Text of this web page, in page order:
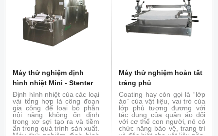
Máy thử nghiệm định
hình nhiệt Mini - Stenter
Định hình nhiệt của các loại
vải tổng hợp là công đoạn
gia công để loại bỏ phần
nội năng không ổn định
trong xơ sợi tạo ra và tiềm
ẩn trong quá trình sản xuất.
Máy thử nghiệm hoàn tất
tráng phủ
Coating hay còn gọi là “lớp
áo” của vật liệu, vai trò của
lớp phủ tương đương với
tác dụng của quần áo đối
với cơ thể con người, nó có
chức năng bảo vệ, trang trí